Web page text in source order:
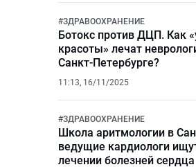
#ЗДРАВООХРАНЕНИЕ
Ботокс против ДЦП. Как
красоты» лечат
Санкт-Петербурге?
11:13, 16/11/2025
#ЗДРАВООХРАНЕНИЕ
Школа аритмологии в
ведущие кардиологи
лечении болезней сердца